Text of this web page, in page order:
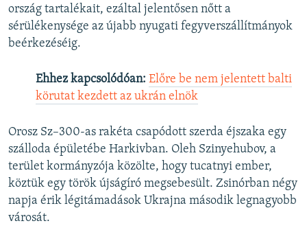
ország tartalékait, ezáltal jelentősen nőtt a
sérülékenysége az újabb nyugati fegyverszállítmányok
beérkezéséig.
Ehhez kapcsolódóan: Előre be nem jelentett balti
körutat kezdett az ukrán elnök
Orosz Sz–300-as rakéta csapódott szerda éjszaka egy
szálloda épületébe Harkivban. Oleh Szinyehubov, a
terület kormányzója közölte, hogy tucatnyi ember,
köztük egy török újságíró megsebesült. Zsinórban négy
napja érik légitámadások Ukrajna második legnagyobb
városát.